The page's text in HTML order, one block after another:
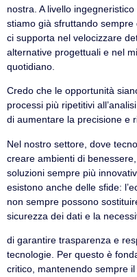
nostra. A livello
stiamo già sfruttando sempre
ci supporta nel velocizzare
alternative progettuali e nel
quotidiano.
Credo che le opportunità
processi più ripetitivi
di aumentare la precisione e
Nel nostro settore, dove
creare ambienti di
soluzioni sempre più
esistono anche delle sfide:
non sempre possono
sicurezza dei dati e la
di garantire trasparenza e
tecnologie. Per questo è
critico, mantenendo sempre